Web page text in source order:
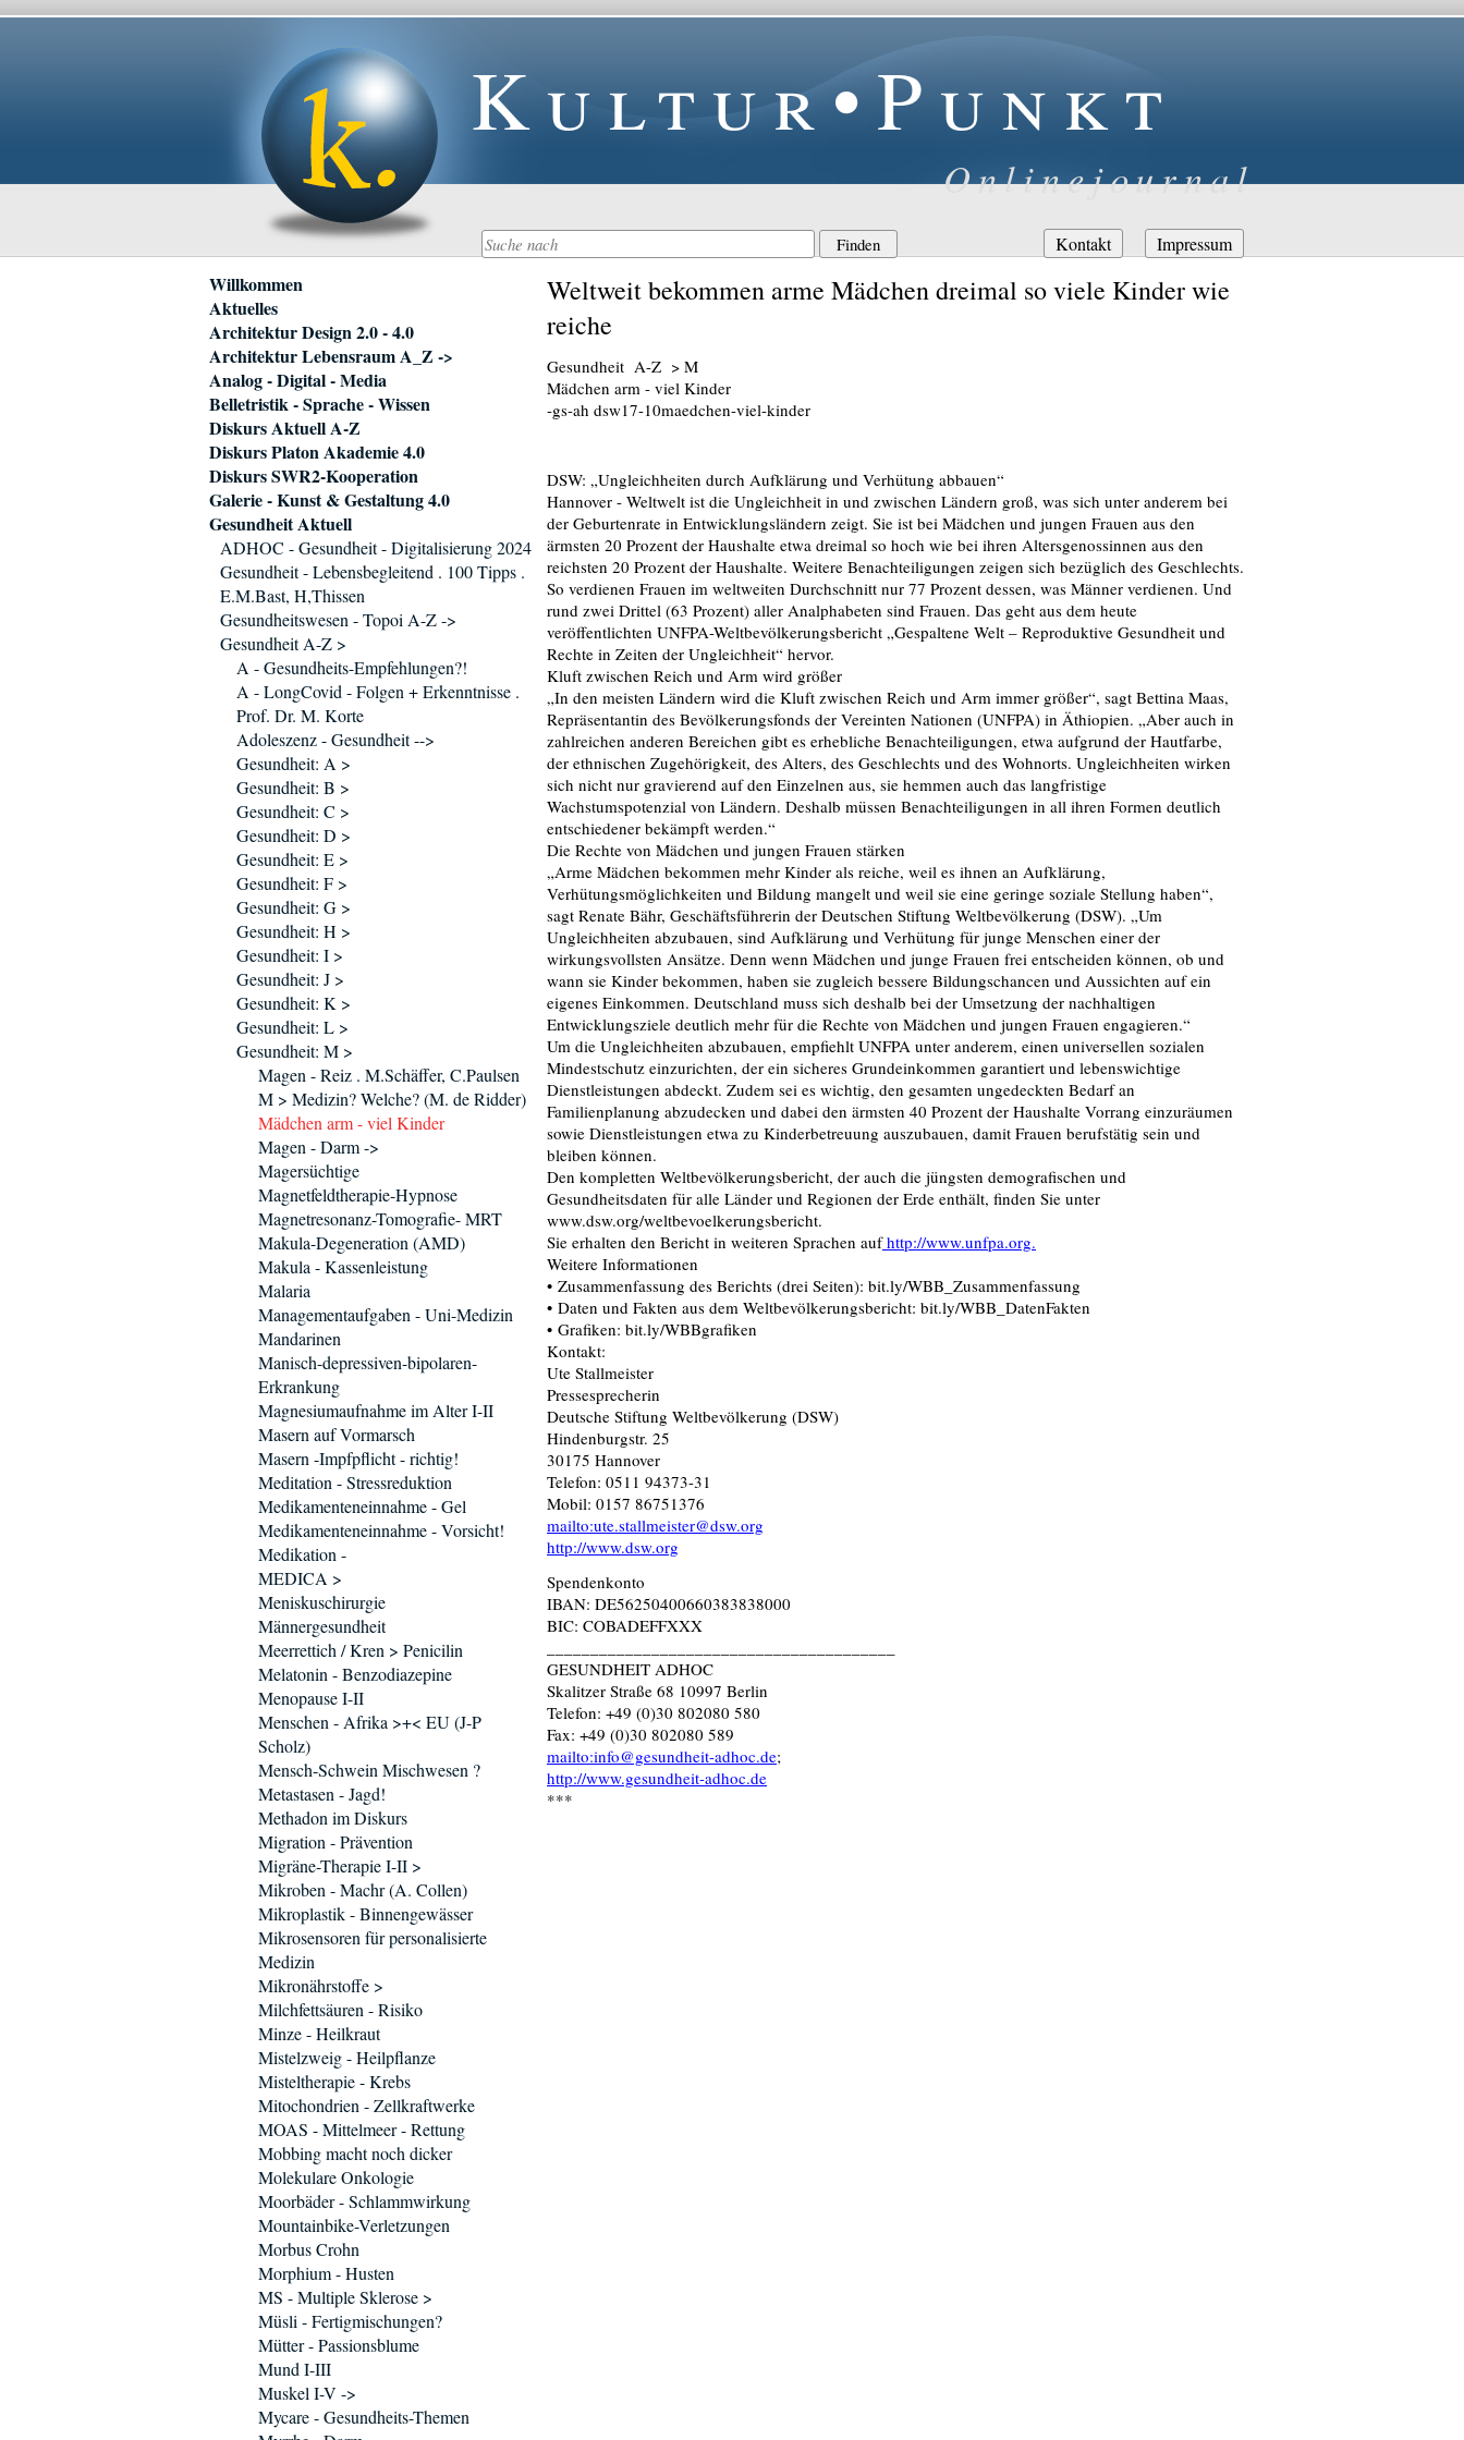
Kultur•Punkt
Onlinejournal
Navigation
überspringen
Kontakt Impressum
Weltweit bekommen arme Mädchen dreimal so viele Kinder wie
reiche
Gesundheit A-Z > M
Mädchen arm - viel Kinder
-gs-ah dsw17-10maedchen-viel-kinder
DSW: „Ungleichheiten durch Aufklärung und Verhütung abbauen“
Hannover - Weltwelt ist die Ungleichheit in und zwischen Ländern groß, was sich unter anderem bei
der Geburtenrate in Entwicklungsländern zeigt. Sie ist bei Mädchen und jungen Frauen aus den
ärmsten 20 Prozent der Haushalte etwa dreimal so hoch wie bei ihren Altersgenossinnen aus den
reichsten 20 Prozent der Haushalte. Weitere Benachteiligungen zeigen sich bezüglich des Geschlechts.
So verdienen Frauen im weltweiten Durchschnitt nur 77 Prozent dessen, was Männer verdienen. Und
rund zwei Drittel (63 Prozent) aller Analphabeten sind Frauen. Das geht aus dem heute
veröffentlichten UNFPA-Weltbevölkerungsbericht „Gespaltene Welt – Reproduktive Gesundheit und
Rechte in Zeiten der Ungleichheit“ hervor.
Kluft zwischen Reich und Arm wird größer
„In den meisten Ländern wird die Kluft zwischen Reich und Arm immer größer“, sagt Bettina Maas,
Repräsentantin des Bevölkerungsfonds der Vereinten Nationen (UNFPA) in Äthiopien. „Aber auch in
zahlreichen anderen Bereichen gibt es erhebliche Benachteiligungen, etwa aufgrund der Hautfarbe,
der ethnischen Zugehörigkeit, des Alters, des Geschlechts und des Wohnorts. Ungleichheiten wirken
sich nicht nur gravierend auf den Einzelnen aus, sie hemmen auch das langfristige
Wachstumspotenzial von Ländern. Deshalb müssen Benachteiligungen in all ihren Formen deutlich
entschiedener bekämpft werden.“
Die Rechte von Mädchen und jungen Frauen stärken
„Arme Mädchen bekommen mehr Kinder als reiche, weil es ihnen an Aufklärung,
Verhütungsmöglichkeiten und Bildung mangelt und weil sie eine geringe soziale Stellung haben“,
sagt Renate Bähr, Geschäftsführerin der Deutschen Stiftung Weltbevölkerung (DSW). „Um
Ungleichheiten abzubauen, sind Aufklärung und Verhütung für junge Menschen einer der
wirkungsvollsten Ansätze. Denn wenn Mädchen und junge Frauen frei entscheiden können, ob und
wann sie Kinder bekommen, haben sie zugleich bessere Bildungschancen und Aussichten auf ein
eigenes Einkommen. Deutschland muss sich deshalb bei der Umsetzung der nachhaltigen
Entwicklungsziele deutlich mehr für die Rechte von Mädchen und jungen Frauen engagieren.“
Um die Ungleichheiten abzubauen, empfiehlt UNFPA unter anderem, einen universellen sozialen
Mindestschutz einzurichten, der ein sicheres Grundeinkommen garantiert und lebenswichtige
Dienstleistungen abdeckt. Zudem sei es wichtig, den gesamten ungedeckten Bedarf an
Familienplanung abzudecken und dabei den ärmsten 40 Prozent der Haushalte Vorrang einzuräumen
sowie Dienstleistungen etwa zu Kinderbetreuung auszubauen, damit Frauen berufstätig sein und
bleiben können.
Den kompletten Weltbevölkerungsbericht, der auch die jüngsten demografischen und
Gesundheitsdaten für alle Länder und Regionen der Erde enthält, finden Sie unter
www.dsw.org/weltbevoelkerungsbericht.
Sie erhalten den Bericht in weiteren Sprachen aufhttp://www.unfpa.org.
Weitere Informationen
• Zusammenfassung des Berichts (drei Seiten): bit.ly/WBB_Zusammenfassung
• Daten und Fakten aus dem Weltbevölkerungsbericht: bit.ly/WBB_DatenFakten
• Grafiken: bit.ly/WBBgrafiken
Kontakt:
Ute Stallmeister
Pressesprecherin
Deutsche Stiftung Weltbevölkerung (DSW)
Hindenburgstr. 25
30175 Hannover
Telefon: 0511 94373-31
Mobil: 0157 86751376
mailto:ute.stallmeister@dsw.org
http://www.dsw.org
Spendenkonto
IBAN: DE56250400660383838000
BIC: COBADEFFXXX
GESUNDHEIT ADHOC
Skalitzer Straße 68 10997 Berlin
Telefon: +49 (0)30 802080 580
Fax: +49 (0)30 802080 589
mailto:info@gesundheit-adhoc.de;
http://www.gesundheit-adhoc.de
***
Navigation
überspringen
Willkommen
Aktuelles
Architektur Design 2.0 - 4.0
Architektur Lebensraum A_Z ->
Analog - Digital - Media
Belletristik - Sprache - Wissen
Diskurs Aktuell A-Z
Diskurs Platon Akademie 4.0
Diskurs SWR2-Kooperation
Galerie - Kunst & Gestaltung 4.0
Gesundheit Aktuell
ADHOC - Gesundheit - Digitalisierung 2024
Gesundheit - Lebensbegleitend . 100 Tipps .
E.M.Bast, H,Thissen
Gesundheitswesen - Topoi A-Z ->
Gesundheit A-Z >
A - Gesundheits-Empfehlungen?!
A - LongCovid - Folgen + Erkenntnisse .
Prof. Dr. M. Korte
Adoleszenz - Gesundheit -->
Gesundheit: A >
Gesundheit: B >
Gesundheit: C >
Gesundheit: D >
Gesundheit: E >
Gesundheit: F >
Gesundheit: G >
Gesundheit: H >
Gesundheit: I >
Gesundheit: J >
Gesundheit: K >
Gesundheit: L >
Gesundheit: M >
Magen - Reiz . M.Schäffer, C.Paulsen
M > Medizin? Welche? (M. de Ridder)
Mädchen arm - viel Kinder
Magen - Darm ->
Magersüchtige
Magnetfeldtherapie-Hypnose
Magnetresonanz-Tomografie- MRT
Makula-Degeneration (AMD)
Makula - Kassenleistung
Malaria
Managementaufgaben - Uni-Medizin
Mandarinen
Manisch-depressiven-bipolaren-
Erkrankung
Magnesiumaufnahme im Alter I-II
Masern auf Vormarsch
Masern -Impfpflicht - richtig!
Meditation - Stressreduktion
Medikamenteneinnahme - Gel
Medikamenteneinnahme - Vorsicht!
Medikation -
MEDICA >
Meniskuschirurgie
Männergesundheit
Meerrettich / Kren > Penicilin
Melatonin - Benzodiazepine
Menopause I-II
Menschen - Afrika >+< EU (J-P
Scholz)
Mensch-Schwein Mischwesen ?
Metastasen - Jagd!
Methadon im Diskurs
Migration - Prävention
Migräne-Therapie I-II >
Mikroben - Machr (A. Collen)
Mikroplastik - Binnengewässer
Mikrosensoren für personalisierte
Medizin
Mikronährstoffe >
Milchfettsäuren - Risiko
Minze - Heilkraut
Mistelzweig - Heilpflanze
Misteltherapie - Krebs
Mitochondrien - Zellkraftwerke
MOAS - Mittelmeer - Rettung
Mobbing macht noch dicker
Molekulare Onkologie
Moorbäder - Schlammwirkung
Mountainbike-Verletzungen
Morbus Crohn
Morphium - Husten
MS - Multiple Sklerose >
Müsli - Fertigmischungen?
Mütter - Passionsblume
Mund I-III
Muskel I-V ->
Mycare - Gesundheits-Themen